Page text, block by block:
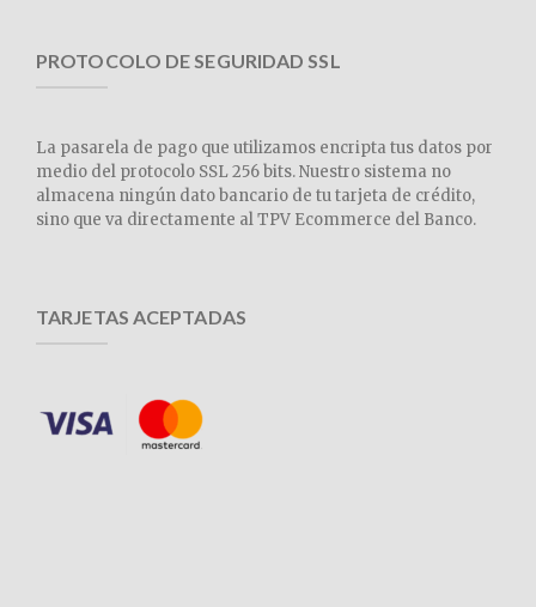
PROTOCOLO DE SEGURIDAD SSL
La pasarela de pago que utilizamos encripta tus datos por
medio del protocolo SSL 256 bits. Nuestro sistema no
almacena ningún dato bancario de tu tarjeta de crédito,
sino que va directamente al TPV Ecommerce del Banco.
TARJETAS ACEPTADAS